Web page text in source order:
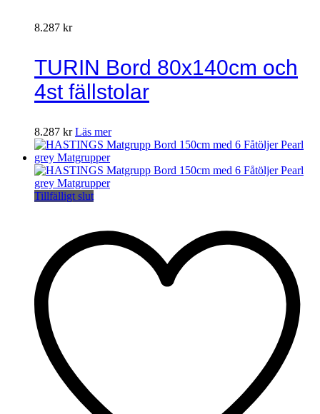
8.287 kr
TURIN Bord 80x140cm och
4st fällstolar
8.287 kr Läs mer
Tillfälligt slut